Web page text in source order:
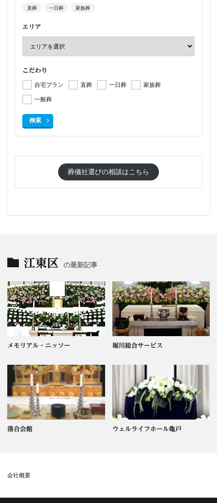
直葬 一日葬 家族葬
エリア
こだわり
自宅プラン 直葬 一日葬
家族葬
一般葬
検索
葬儀社選びの相談はこちら
江東区 の最新記事
メモリアル・ニッソー 堀川総合サービス
落合会館 ウェルライフホール亀戸
会社概要